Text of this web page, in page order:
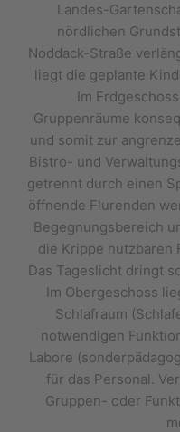
Landes-
nördlichen
Noddack-Straße
liegt die geplante
Im
Gruppenräume
und somit zur
Bistro- und
getrennt durch einen
öffnende Flurenden
Begegnungsbereich
die Krippe nutzbaren
Das Tageslicht dringt
Im Obergeschoss
Schlafraum
notwendigen
Labore
für das Personal.
Gruppen- oder